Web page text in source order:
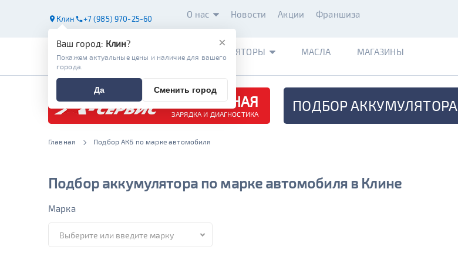
Клин +7 (985) 970-25-60 О нас Новости Акции Франшиза
АККУМУЛЯТОРЫ МАСЛА МАГАЗИНЫ
БЕСПЛАТНАЯ
ЗАРЯДКА И ДИАГНОСТИКА ПОДБОР АККУМУЛЯТОРА
Главная Подбор АКБ по марке автомобиля
Подбор аккумулятора по марке автомобиля в Клине
Марка
×
Ваш город: Клин?
Покажем актуальные цены и наличие для вашего
города.
Да Сменить город